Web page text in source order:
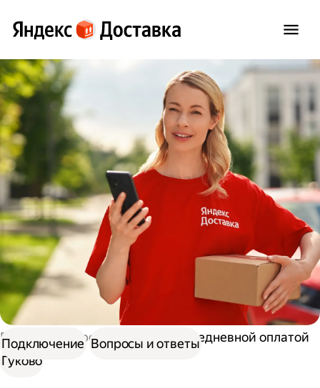
Работа курьером
Курьер с ежедневной оплатой
Гуково
Подключение Вопросы и ответы